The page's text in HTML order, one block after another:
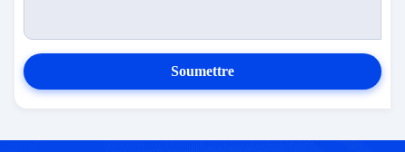
Soumettre